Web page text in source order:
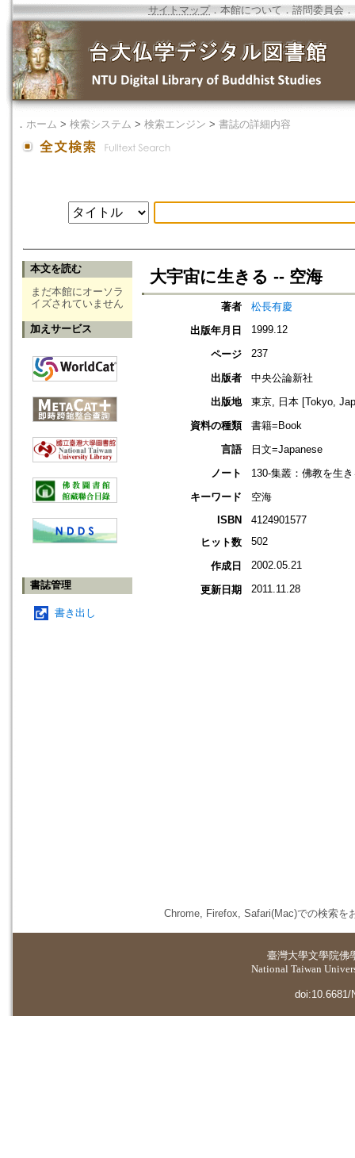
サイトマップ．本館について ． 諮問委員会 ．
． ホーム > 検索システム > 検索エンジン > 書誌の詳細内容
本文を読む
まだ本館にオーソラ
イズされていません
加えサービス
書誌管理
書き出し
大宇宙に生きる -- 空海
著者
松長有慶
出版年月日
1999.12
ページ 237
出版者
中央公論新社
出版地
東京, 日本 [Tokyo,
資料の種類
書籍=Book
言語
日文=Japanese
ノート
130-集叢：佛教を生
キーワード
空海
ISBN
4124901577
ヒット数
502
作成日 2002.05.21
更新日期 2011.11.28
Chrome, Firefox, Safari(Mac)での検索を
臺灣大學文學院佛
National Taiwan
doi:10.6681/